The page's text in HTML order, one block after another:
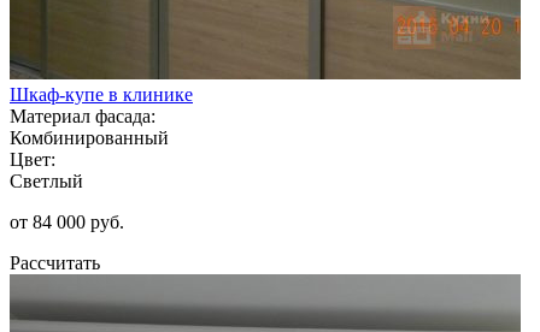
Шкаф-купе в клинике
Материал фасада:
Комбинированный
Цвет:
Светлый
от 84 000 руб.
Рассчитать